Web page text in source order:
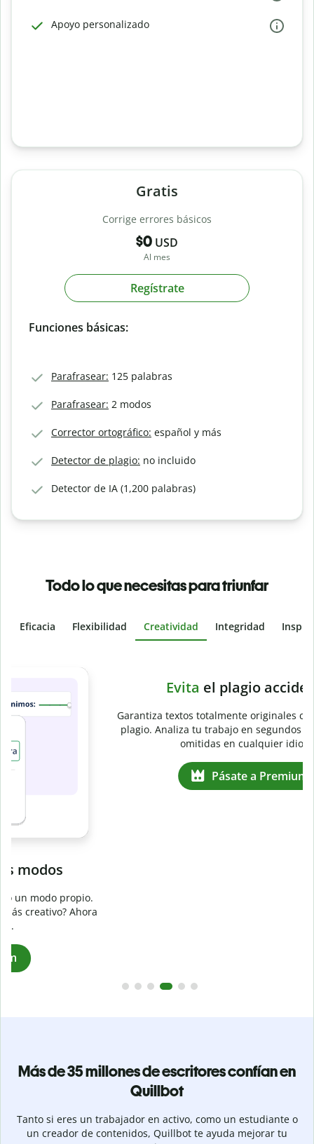
Apoyo personalizado
Gratis
Corrige errores básicos
$0 USD
Al mes
Regístrate
Funciones básicas:
Parafrasear: 125 palabras
Parafrasear: 2 modos
Corrector ortográfico: español y más
Detector de plagio: no incluido
Detector de IA (1,200 palabras)
Todo lo que necesitas para triunfar
Eficacia Flexibilidad Creatividad Integridad
Garantiza textos totalmente originales con el detector de
plagio. Analiza tu trabajo en segundos e identifica citas
Más de 35 millones de escritores confían en
Quillbot
Tanto si eres un trabajador en activo, como un estudiante o
un creador de contenidos, Quillbot te ayuda mejorar tu